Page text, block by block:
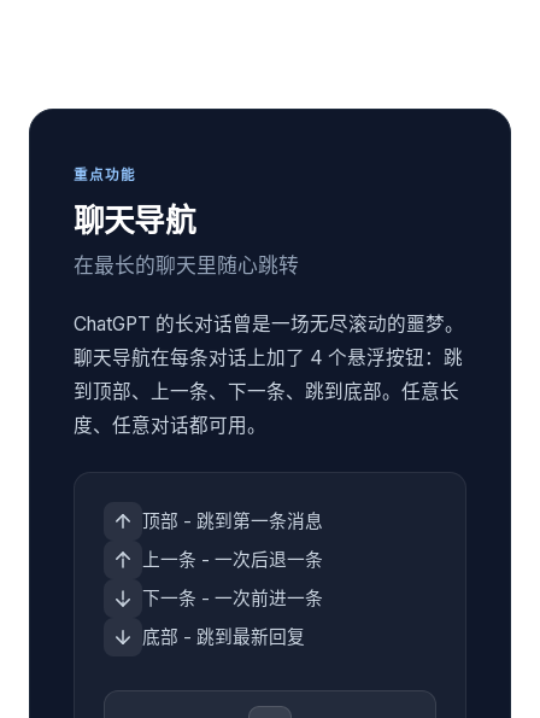
重点功能
聊天导航
在最长的聊天里随心跳转
ChatGPT 的长对话曾是一场无尽滚动的噩梦。
聊天导航在每条对话上加了 4 个悬浮按钮：跳
到顶部、上一条、下一条、跳到底部。任意长
度、任意对话都可用。
顶部 - 跳到第一条消息
上一条 - 一次后退一条
下一条 - 一次前进一条
底部 - 跳到最新回复